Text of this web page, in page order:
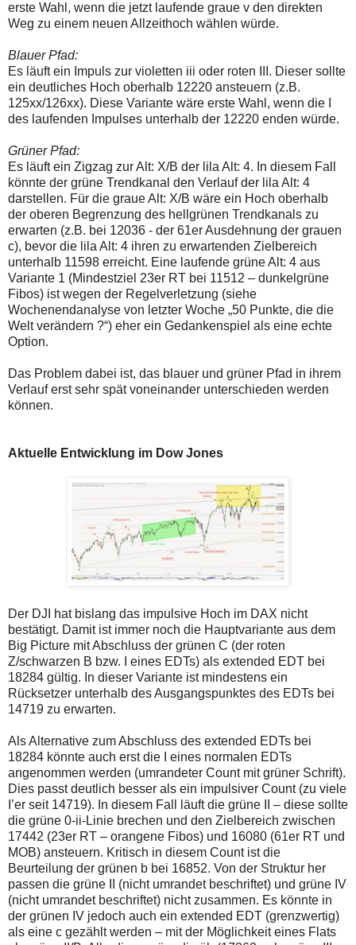
erste Wahl, wenn die jetzt laufende graue v den direkten
Weg zu einem neuen Allzeithoch wählen würde.
Blauer Pfad:
Es läuft ein Impuls zur violetten iii oder roten III. Dieser sollte
ein deutliches Hoch oberhalb 12220 ansteuern (z.B.
125xx/126xx). Diese Variante wäre erste Wahl, wenn die I
des laufenden Impulses unterhalb der 12220 enden würde.
Grüner Pfad:
Es läuft ein Zigzag zur Alt: X/B der lila Alt: 4. In diesem Fall
könnte der grüne Trendkanal den Verlauf der lila Alt: 4
darstellen. Für die graue Alt: X/B wäre ein Hoch oberhalb
der oberen Begrenzung des hellgrünen Trendkanals zu
erwarten (z.B. bei 12036 - der 61er Ausdehnung der grauen
c), bevor die lila Alt: 4 ihren zu erwartenden Zielbereich
unterhalb 11598 erreicht. Eine laufende grüne Alt: 4 aus
Variante 1 (Mindestziel 23er RT bei 11512 – dunkelgrüne
Fibos) ist wegen der Regelverletzung (siehe
Wochenendanalyse von letzter Woche „50 Punkte, die die
Welt verändern ?“) eher ein Gedankenspiel als eine echte
Option.
Das Problem dabei ist, das blauer und grüner Pfad in ihrem
Verlauf erst sehr spät voneinander unterschieden werden
können.
Aktuelle Entwicklung im Dow Jones
Der DJI hat bislang das impulsive Hoch im DAX nicht
bestätigt. Damit ist immer noch die Hauptvariante aus dem
Big Picture mit Abschluss der grünen C (der roten
Z/schwarzen B bzw. I eines EDTs) als extended EDT bei
18284 gültig. In dieser Variante ist mindestens ein
Rücksetzer unterhalb des Ausgangspunktes des EDTs bei
14719 zu erwarten.
Als Alternative zum Abschluss des extended EDTs bei
18284 könnte auch erst die I eines normalen EDTs
angenommen werden (umrandeter Count mit grüner Schrift).
Dies passt deutlich besser als ein impulsiver Count (zu viele
I’er seit 14719). In diesem Fall läuft die grüne II – diese sollte
die grüne 0-ii-Linie brechen und den Zielbereich zwischen
17442 (23er RT – orangene Fibos) und 16080 (61er RT und
MOB) ansteuern. Kritisch in diesem Count ist die
Beurteilung der grünen b bei 16852. Von der Struktur her
passen die grüne II (nicht umrandet beschriftet) und grüne IV
(nicht umrandet beschriftet) nicht zusammen. Es könnte in
der grünen IV jedoch auch ein extended EDT (grenzwertig)
als eine c gezählt werden – mit der Möglichkeit eines Flats